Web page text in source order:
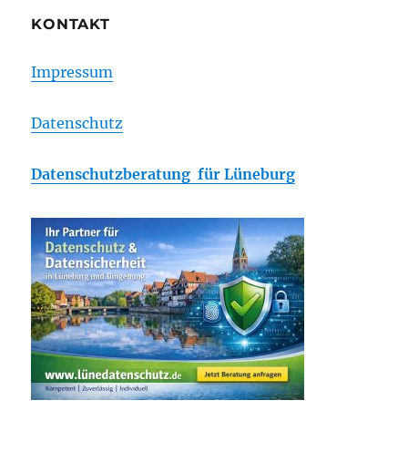
KONTAKT
Impressum
Datenschutz
Datenschutzberatung für Lüneburg